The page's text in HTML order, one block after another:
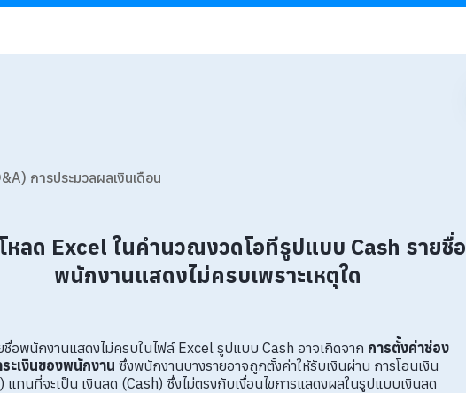
การประมวลผลเงินเดือน
หลด Excel ในคำนวณงวดโอทีรูปแบบ Cash รายชื่อ
พนักงานแสดงไม่ครบเพราะเหตุใด
ชื่อพนักงานแสดงไม่ครบในไฟล์ Excel รูปแบบ Cash อาจเกิดจาก การตั้งค่าช่อง
ะเงินของพนักงาน ซึ่งพนักงานบางรายอาจถูกตั้งค่าให้รับเงินผ่าน การโอนเงิน
ทนที่จะเป็น เงินสด (Cash) ซึ่งไม่ตรงกับเงื่อนไขการแสดงผลในรูปแบบเงินสด